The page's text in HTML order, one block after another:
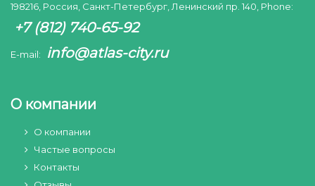
198216, Россия, Санкт-Петербург, Ленинский пр. 140, Phone:
+7 (812) 740-65-92
E-mail: info@atlas-city.ru
О компании
О компании
Частые вопросы
Контакты